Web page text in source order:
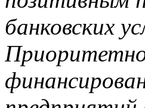
банковских